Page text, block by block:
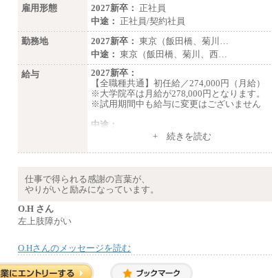
雇用形態
2027新卒： 正社員
中途： 正社員/契約社員
勤務地
2027新卒： 東京（飯田橋、菊川…
中途： 東京（飯田橋、菊川、西…
給与
2027新卒：
【全職種共通】初任給／274,000円（月給）
※大学院卒は月給が278,000円となります。
※試用期間中も給与に変更はございません
中途：
（１）～（４）274,000円（月給）～
（５）235,000円（月給）～
※経験・年齢などを考慮のうえ、当社規程に
※業務内容・勤務形態に応じて、上記給与の
範囲内でご相談をさせていただく事がありま
す
+ 続きを読む
仕事で得られる感謝の言葉が、
やりがいと励みになっています。
O.H さん
左上肢障がい
O.Hさんのメッセージを読む